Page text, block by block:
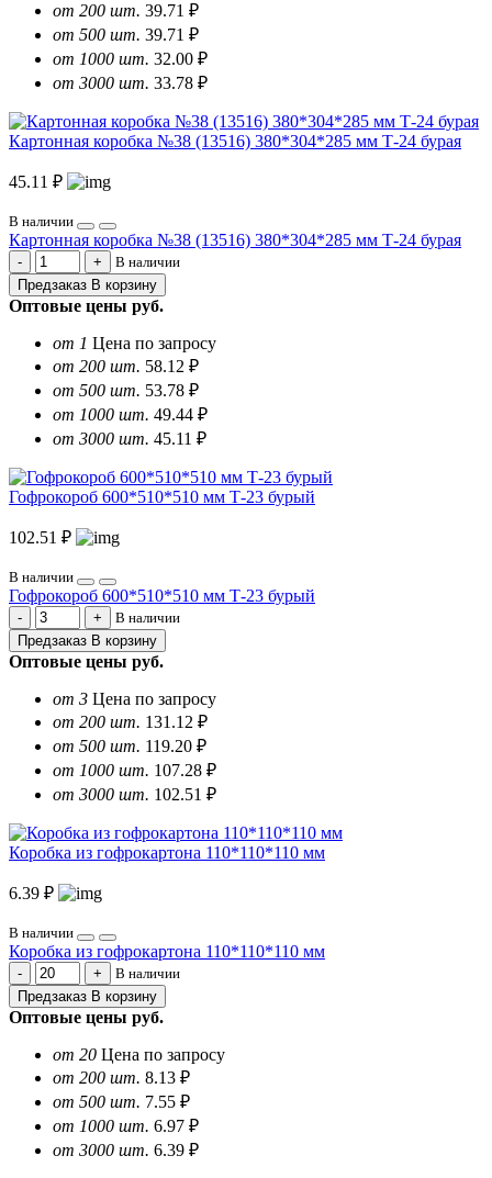
от 200 шт. 39.71 ₽
от 500 шт. 39.71 ₽
от 1000 шт. 32.00 ₽
от 3000 шт. 33.78 ₽
Картонная коробка №38 (13516) 380*304*285 мм Т-24 бурая
45.11 ₽
В наличии
Картонная коробка №38 (13516) 380*304*285 мм Т-24 бурая
В наличии
Предзаказ В корзину
Оптовые цены руб.
от 1 Цена по запросу
от 200 шт. 58.12 ₽
от 500 шт. 53.78 ₽
от 1000 шт. 49.44 ₽
от 3000 шт. 45.11 ₽
Гофрокороб 600*510*510 мм Т-23 бурый
102.51 ₽
В наличии
Гофрокороб 600*510*510 мм Т-23 бурый
В наличии
Предзаказ В корзину
Оптовые цены руб.
от 3 Цена по запросу
от 200 шт. 131.12 ₽
от 500 шт. 119.20 ₽
от 1000 шт. 107.28 ₽
от 3000 шт. 102.51 ₽
Коробка из гофрокартона 110*110*110 мм
6.39 ₽
В наличии
Коробка из гофрокартона 110*110*110 мм
В наличии
Предзаказ В корзину
Оптовые цены руб.
от 20 Цена по запросу
от 200 шт. 8.13 ₽
от 500 шт. 7.55 ₽
от 1000 шт. 6.97 ₽
от 3000 шт. 6.39 ₽